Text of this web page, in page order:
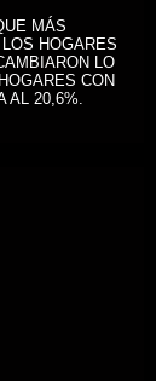
MÁS
HOGARES
LO
CON
AL 20,6%.